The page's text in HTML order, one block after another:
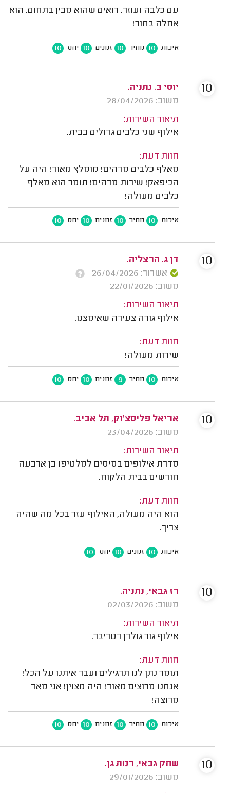
עם כלבה ועוזר. רואים שהוא מבין בתחום. הוא
אחלה בחור!
איכות 10 מחיר 10 זמנים 10 יחס 10
יוסי ב. נתניה.
משוב: 28/04/2026
תיאור השירות:
אילוף שני כלבים גדולים בבית.
חוות דעת:
מאלף כלבים מדהים! מומלץ מאוד! היה על
הכיפאק! שירות מדהים! תומר הוא מאלף
כלבים מעולה!
איכות 10 מחיר 10 זמנים 10 יחס 10
10
דן ג. הרצליה.
אשרור: 26/04/2026
משוב: 22/01/2026
תיאור השירות:
אילוף גורה צעירה שאימצנו.
חוות דעת:
שירות מעולה!
איכות 10 מחיר 9 זמנים 10 יחס 10
10
אריאל פליסצ'וק, תל אביב.
משוב: 23/04/2026
תיאור השירות:
סדרת אילופים בסיסים למלטיפו בן ארבעה
חודשים בבית הלקוח.
חוות דעת:
הוא היה מעולה, האילוף עזר בכל מה שהיה
צריך.
איכות 10 זמנים 10 יחס 10
10
רז גבאי, נתניה.
משוב: 02/03/2026
תיאור השירות:
אילוף גור גולדן רטריבר.
חוות דעת:
תומר נתן לנו תרגילים ועבר איתנו על הכל!
אנחנו מרוצים מאוד! היה מצוין! אני מאד
מרוצה!
איכות 10 מחיר 10 זמנים 10 יחס 10
10
שחק גבאי, רמת גן.
משוב: 29/01/2026
10